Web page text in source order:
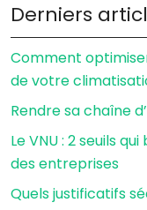
Derniers
Comment
de votre
Rendre sa chaîne
Le VNU : 2 seuils
des entreprises
Quels justificatifs